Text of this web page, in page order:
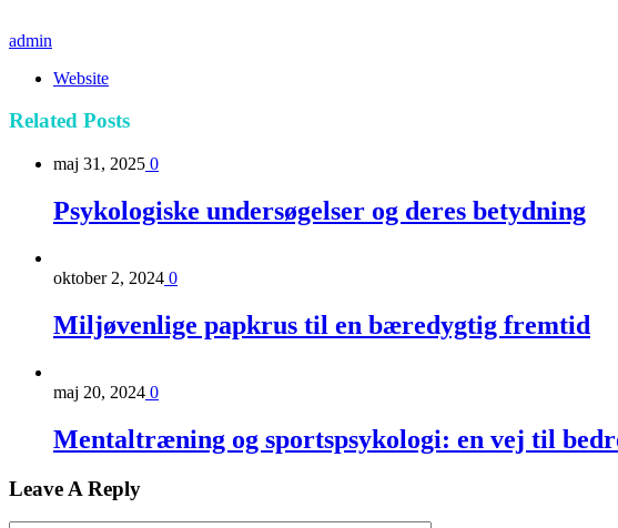
admin
Website
Related Posts
maj 31, 2025 0
Psykologiske undersøgelser og deres betydning
oktober 2, 2024 0
Miljøvenlige papkrus til en bæredygtig fremtid
maj 20, 2024 0
Mentaltræning og sportspsykologi: en vej til
Leave A Reply